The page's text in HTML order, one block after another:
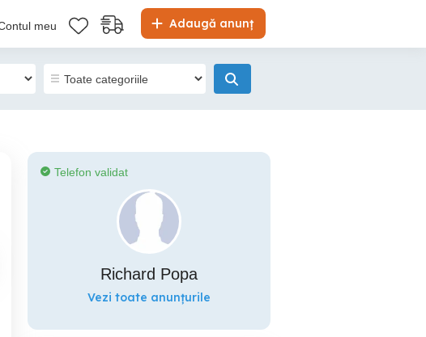
Adaugă anunț
meu
Telefon validat
Richard Popa
Vezi toate anunțurile